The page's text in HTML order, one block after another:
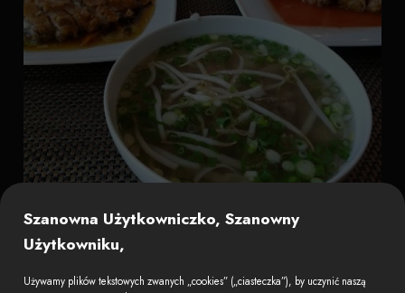
Szanowna Użytkowniczko, Szanowny
Użytkowniku,
Używamy plików tekstowych zwanych „cookies” („ciasteczka”), by uczynić naszą